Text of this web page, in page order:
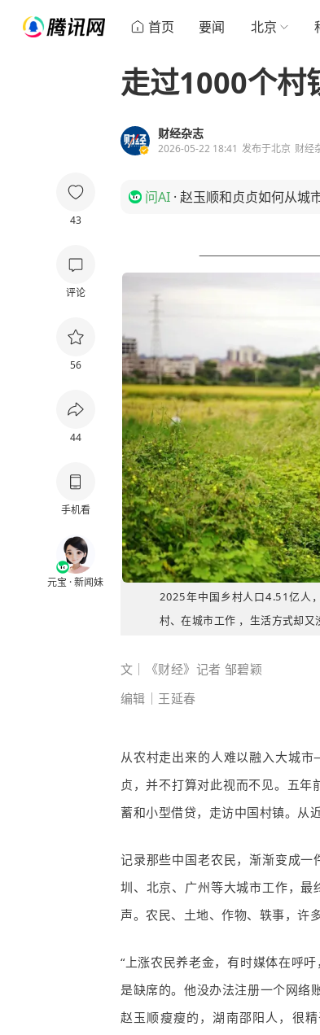
首页 要闻 北京
43
评论
56
44
手机看
元宝 · 新闻妹
走过1000个村
财经杂志
2026-05-22 18:41 发布于北京 财经
问AI · 赵玉顺和贞贞如何从城
2025年中国乡村人口4.51亿人
村、在城市工作 ，生活方式却
文｜《财经》记者 邹碧颖
编辑｜王延春
从农村走出来的人难以融入大城
贞，并不打算对此视而不见。五年
蓄和小型借贷，走访中国村镇。从
记录那些中国老农民，渐渐变成一
圳、北京、广州等大城市工作，
声。农民、土地、作物、轶事，许
“上涨农民养老金，有时媒体在呼
是缺席的。他没办法注册一个网络
赵玉顺瘦瘦的，湖南邵阳人，很